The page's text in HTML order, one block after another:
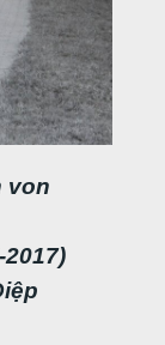
von